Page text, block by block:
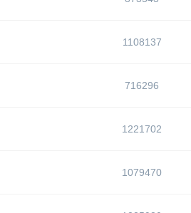
1108137
716296
1221702
1079470